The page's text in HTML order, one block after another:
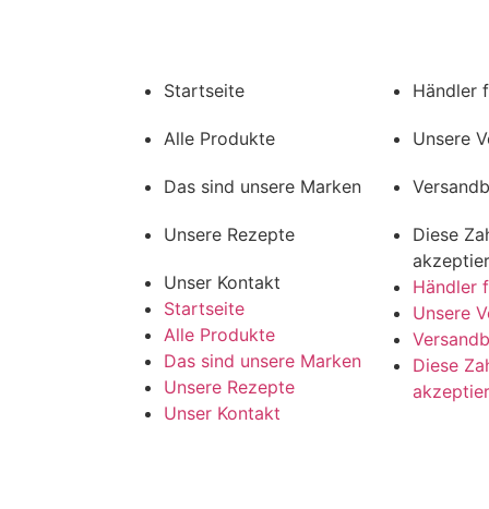
Startseite
Alle Produkte
Das sind unsere Marken
Unsere Rezepte
Unser Kontakt
Startseite
Alle Produkte
Das sind unsere Marken
Unsere Rezepte
Unser Kontakt
Händler
Unsere
Diese
Händler
Unsere
Diese